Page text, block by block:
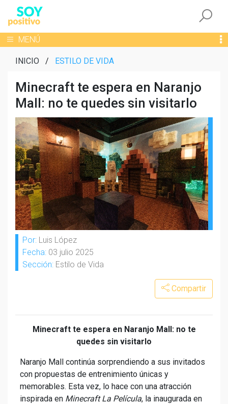
Toggle navigation
MENÚ
INICIO / ESTILO DE VIDA
Minecraft te espera en Naranjo
Mall: no te quedes sin visitarlo
Por: Luis López
Fecha: 03 julio 2025
Sección: Estilo de Vida
Compartir
Minecraft te espera en Naranjo Mall: no te
quedes sin visitarlo
Naranjo Mall continúa sorprendiendo a sus invitados
con propuestas de entrenimiento únicas y
memorables. Esta vez, lo hace con una atracción
inspirada en Minecraft La Película, la inaugurada en